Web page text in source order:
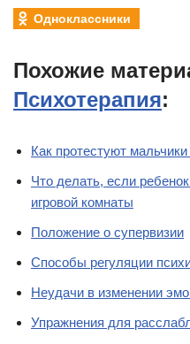
Одноклассники
Похожие
Психотерапия:
Как протестуют
Что делать, если
игровой комнаты
Положение о супервизии
Способы регуляции
Неудачи в изменении
Упражнения для